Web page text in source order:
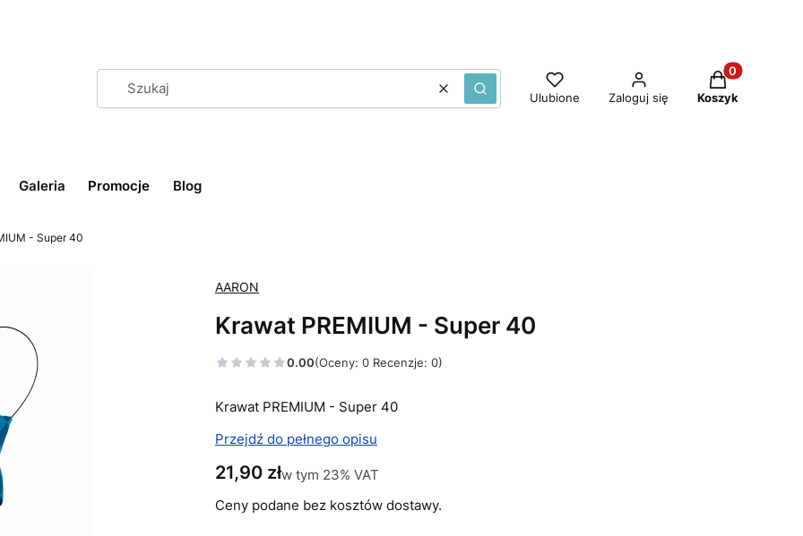
WyczyśćSzukaj Ulubione Zaloguj się
Produkty w
Koszyk
Galeria Promocje Blog
- Super 40
AARON
Krawat PREMIUM - Super 40
0.00(Oceny: 0 Recenzje: 0)
Krawat PREMIUM - Super 40
Przejdź do pełnego opisu
Cena
21,90 złw tym 23% VAT
w tym 23% VAT
Ceny podane bez kosztów dostawy.